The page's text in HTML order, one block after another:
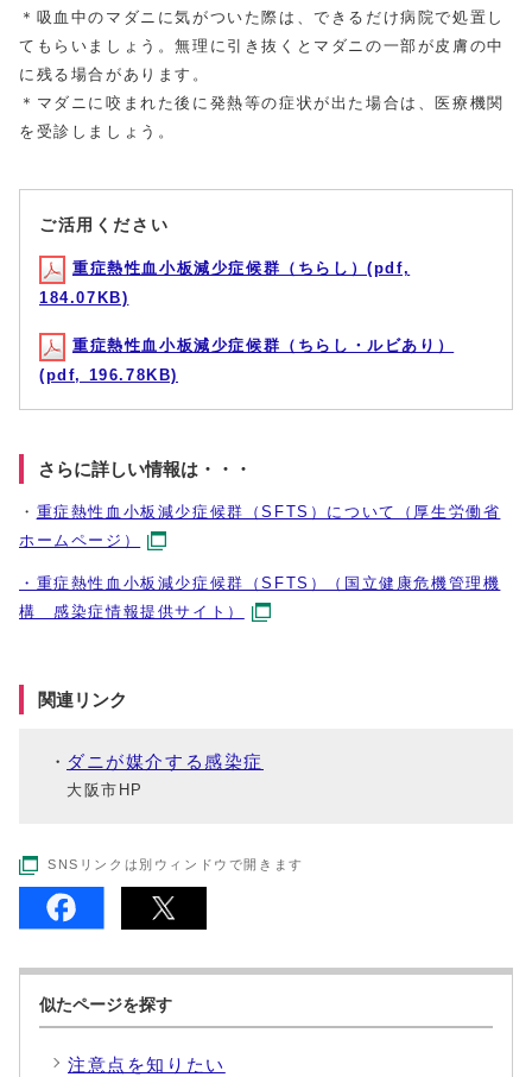
＊吸血中のマダニに気がついた際は、できるだけ病院で処置し
てもらいましょう。無理に引き抜くとマダニの一部が皮膚の中
に残る場合があります。
＊マダニに咬まれた後に発熱等の症状が出た場合は、医療機関
を受診しましょう。
ご活用ください
重症熱性血小板減少症候群（ちらし）(pdf,
184.07KB)
重症熱性血小板減少症候群（ちらし・ルビあり）
(pdf, 196.78KB)
さらに詳しい情報は・・・
・ 重症熱性血小板減少症候群（SFTS）について（厚生労働省
ホームページ）
・重症熱性血小板減少症候群（SFTS）（国立健康危機管理機
構 感染症情報提供サイト）
関連リンク
ダニが媒介する感染症
大阪市HP
SNSリンクは別ウィンドウで開きます
似たページを探す
注意点を知りたい